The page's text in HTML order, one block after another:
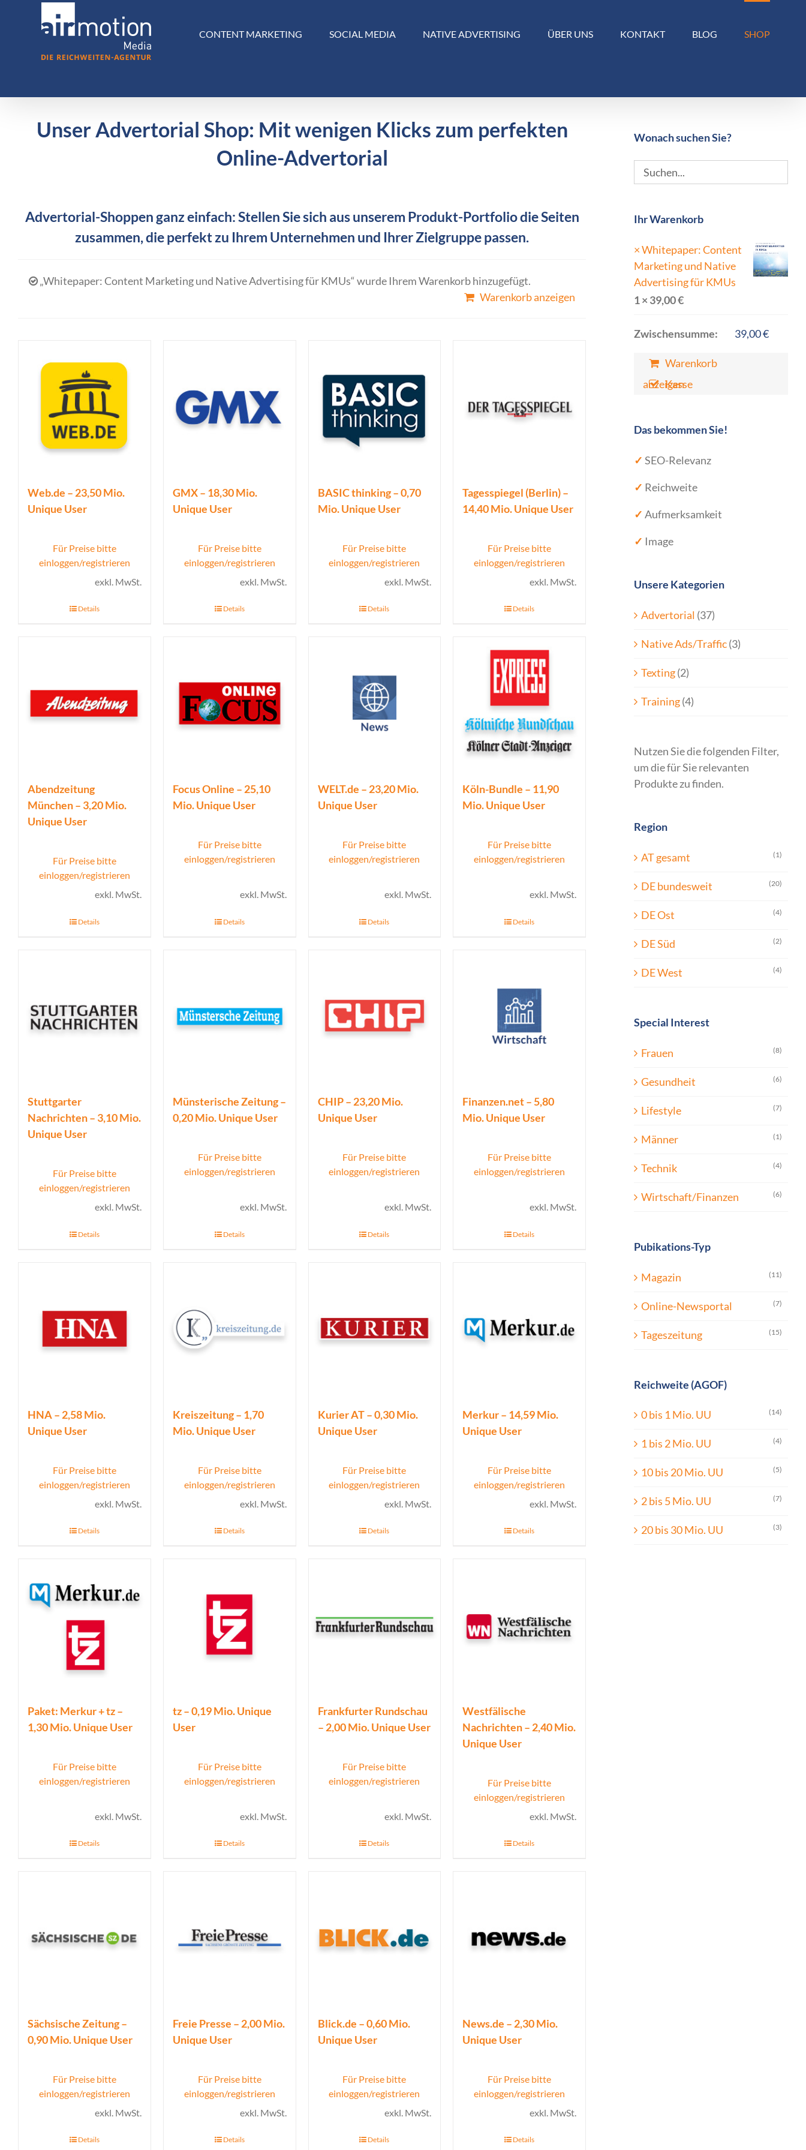
CONTENT MARKETING SOCIAL MEDIA NATIVE ADVERTISING ÜBER UNS KONTAKT BLOG SHOP
Unser Advertorial Shop: Mit wenigen Klicks zum perfekten
Online-Advertorial
Advertorial-Shoppen ganz einfach: Stellen Sie sich aus unserem Produkt-Portfolio die Seiten
zusammen, die perfekt zu Ihrem Unternehmen und Ihrer Zielgruppe passen.
„Whitepaper: Content Marketing und Native Advertising für KMUs“ wurde Ihrem Warenkorb hinzugefügt.
Warenkorb anzeigen
Web.de – 23,50 Mio.
Unique User
Für Preise bitte
einloggen/registrieren
exkl. MwSt.
Details
GMX – 18,30 Mio.
Unique User
Für Preise bitte
einloggen/registrieren
exkl. MwSt.
Details
BASIC thinking – 0,70
Mio. Unique User
Für Preise bitte
einloggen/registrieren
exkl. MwSt.
Details
Tagesspiegel (Berlin) –
14,40 Mio. Unique User
Für Preise bitte
einloggen/registrieren
exkl. MwSt.
Details
Abendzeitung
München – 3,20 Mio.
Unique User
Für Preise bitte
einloggen/registrieren
exkl. MwSt.
Details
Focus Online – 25,10
Mio. Unique User
Für Preise bitte
einloggen/registrieren
exkl. MwSt.
Details
WELT.de – 23,20 Mio.
Unique User
Für Preise bitte
einloggen/registrieren
exkl. MwSt.
Details
Köln-Bundle – 11,90
Mio. Unique User
Für Preise bitte
einloggen/registrieren
exkl. MwSt.
Details
Stuttgarter
Nachrichten – 3,10 Mio.
Unique User
Für Preise bitte
einloggen/registrieren
exkl. MwSt.
Details
Münsterische Zeitung –
0,20 Mio. Unique User
Für Preise bitte
einloggen/registrieren
exkl. MwSt.
Details
CHIP – 23,20 Mio.
Unique User
Für Preise bitte
einloggen/registrieren
exkl. MwSt.
Details
Finanzen.net – 5,80
Mio. Unique User
Für Preise bitte
einloggen/registrieren
exkl. MwSt.
Details
HNA – 2,58 Mio.
Unique User
Für Preise bitte
einloggen/registrieren
exkl. MwSt.
Details
Kreiszeitung – 1,70
Mio. Unique User
Für Preise bitte
einloggen/registrieren
exkl. MwSt.
Details
Kurier AT – 0,30 Mio.
Unique User
Für Preise bitte
einloggen/registrieren
exkl. MwSt.
Details
Merkur – 14,59 Mio.
Unique User
Für Preise bitte
einloggen/registrieren
exkl. MwSt.
Details
Paket: Merkur + tz –
1,30 Mio. Unique User
Für Preise bitte
einloggen/registrieren
exkl. MwSt.
Details
tz – 0,19 Mio. Unique
User
Für Preise bitte
einloggen/registrieren
exkl. MwSt.
Details
Frankfurter Rundschau
– 2,00 Mio. Unique User
Für Preise bitte
einloggen/registrieren
exkl. MwSt.
Details
Westfälische
Nachrichten – 2,40 Mio.
Unique User
Für Preise bitte
einloggen/registrieren
exkl. MwSt.
Details
Sächsische Zeitung –
0,90 Mio. Unique User
Für Preise bitte
einloggen/registrieren
exkl. MwSt.
Details
Freie Presse – 2,00 Mio.
Unique User
Für Preise bitte
einloggen/registrieren
exkl. MwSt.
Details
Blick.de – 0,60 Mio.
Unique User
Für Preise bitte
einloggen/registrieren
exkl. MwSt.
Details
News.de – 2,30 Mio.
Unique User
Für Preise bitte
einloggen/registrieren
exkl. MwSt.
Details
Wonach suchen Sie?
Ihr Warenkorb
×Whitepaper: Content
Marketing und Native
Advertising für KMUs
1 × 39,00€
Zwischensumme: 39,00€
Warenkorb
anzeigen
Kasse
Das bekommen Sie!
✓ SEO-Relevanz
✓ Reichweite
✓ Aufmerksamkeit
✓ Image
Unsere Kategorien
Advertorial (37)
Native Ads/Traffic(3)
Texting(2)
Training(4)
Nutzen Sie die folgenden Filter,
um die für Sie relevanten
Produkte zu finden.
Region
AT gesamt (1)
DE bundesweit (20)
DE Ost (4)
DE Süd (2)
DE West (4)
Special Interest
Frauen (8)
Gesundheit (6)
Lifestyle (7)
Männer (1)
Technik (4)
Wirtschaft/Finanzen (6)
Pubikations-Typ
Magazin (11)
Online-Newsportal (7)
Tageszeitung (15)
Reichweite (AGOF)
0 bis 1 Mio. UU (14)
1 bis 2 Mio. UU (4)
10 bis 20 Mio. UU (5)
2 bis 5 Mio. UU (7)
20 bis 30 Mio. UU (3)